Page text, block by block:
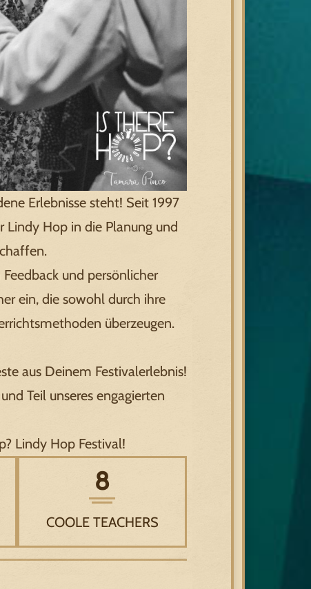
Erlebnisse steht! Seit 1997
Lindy Hop in die Planung und
und persönlicher
ein, die sowohl durch ihre
überzeugen.
aus Deinem Festivalerlebnis!
Teil unseres engagierten
Lindy Hop Festival!
8
COOLE TEACHERS